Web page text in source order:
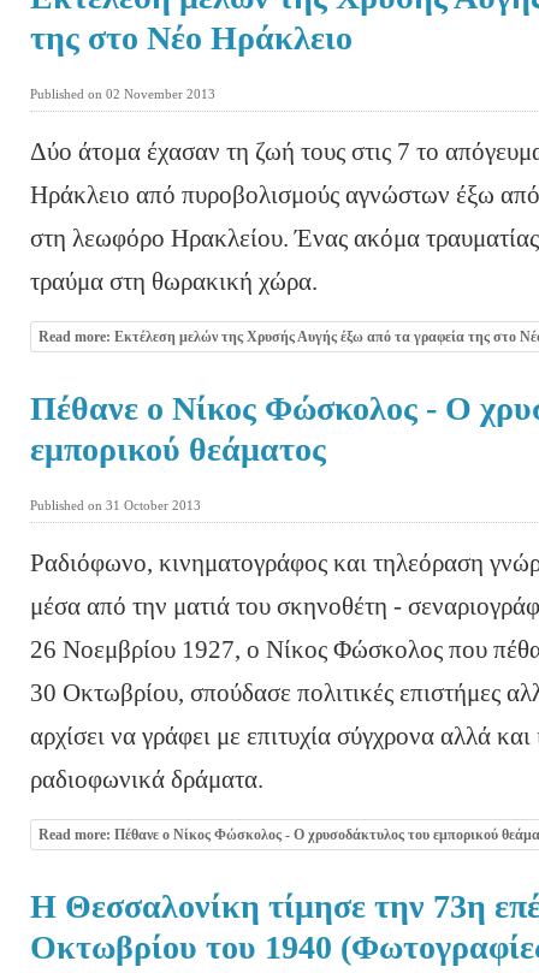
της στο Νέο Ηράκλειο
Published on 02 November 2013
Δύο άτομα έχασαν τη ζωή τους στις 7 το
Ηράκλειο από πυροβολισμούς αγνώστων έξω
στη λεωφόρο Ηρακλείου. Ένας ακόμα
τραύμα στη θωρακική χώρα.
Read more: Εκτέλεση μελών της Χρυσής Αυγής έξω από τα γραφεία της στο
Πέθανε ο Νίκος Φώσκολος - Ο
εμπορικού θεάματος
Published on 31 October 2013
Ραδιόφωνο, κινηματογράφος και τηλεόραση
μέσα από την ματιά του σκηνοθέτη -
26 Νοεμβρίου 1927, ο Νίκος Φώσκολος που
30 Οκτωβρίου, σπούδασε πολιτικές επιστήμες
αρχίσει να γράφει με επιτυχία σύγχρονα αλλά
ραδιοφωνικά δράματα.
Read more: Πέθανε ο Νίκος Φώσκολος - Ο χρυσοδάκτυλος του εμπορικού
Η Θεσσαλονίκη τίμησε την 73η
Οκτωβρίου του 1940